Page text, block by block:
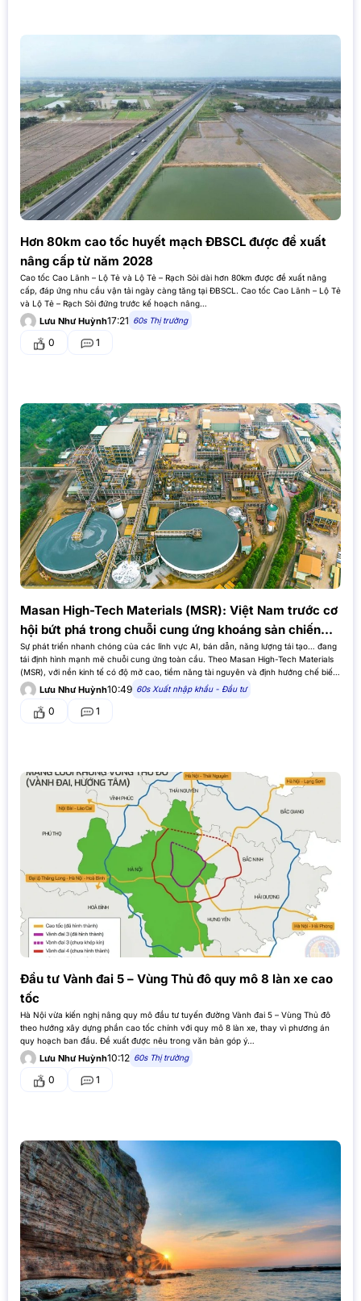
Hơn 80km cao tốc huyết mạch ĐBSCL được đề xuất
nâng cấp từ năm 2028
Cao tốc Cao Lãnh – Lộ Tẻ và Lộ Tẻ – Rạch Sỏi dài hơn 80km được đề xuất nâng
cấp, đáp ứng nhu cầu vận tải ngày càng tăng tại ĐBSCL. Cao tốc Cao Lãnh – Lộ Tẻ
và Lộ Tẻ – Rạch Sỏi đứng trước kế hoạch nâng…
Lưu Như Huỳnh17:21 60s Thị trường
0 1
Masan High-Tech Materials (MSR): Việt Nam trước cơ
hội bứt phá trong chuỗi cung ứng khoáng sản chiến
lược toàn cầu
Sự phát triển nhanh chóng của các lĩnh vực AI, bán dẫn, năng lượng tái tạo… đang
tái định hình mạnh mẽ chuỗi cung ứng toàn cầu. Theo Masan High-Tech Materials
(MSR), với nền kinh tế có độ mở cao, tiềm năng tài nguyên và định hướng chế biến
sâu,…Lưu Như Huỳnh10:49 60s Xuất nhập khẩu - Đầu tư
0 1
Đầu tư Vành đai 5 – Vùng Thủ đô quy mô 8 làn xe cao
tốc
Hà Nội vừa kiến nghị nâng quy mô đầu tư tuyến đường Vành đai 5 – Vùng Thủ đô
theo hướng xây dựng phần cao tốc chính với quy mô 8 làn xe, thay vì phương án
quy hoạch ban đầu. Đề xuất được nêu trong văn bản góp ý…
Lưu Như Huỳnh10:12 60s Thị trường
0 1